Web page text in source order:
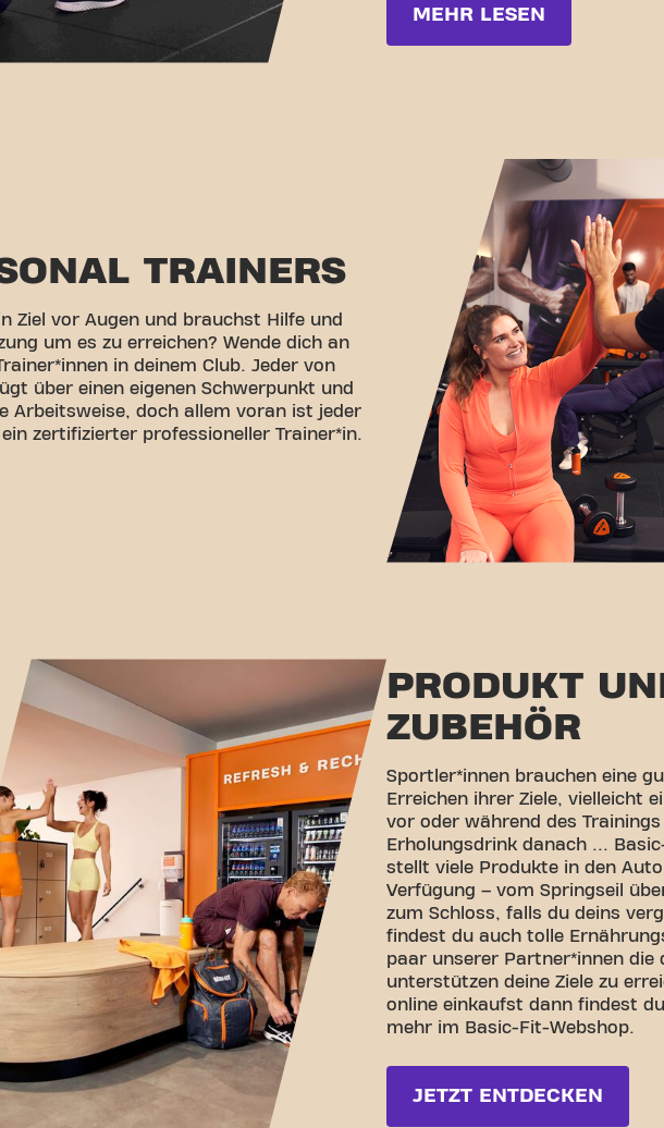
MEHR LESEN
TRAINERS
Ziel vor Augen und brauchst Hilfe und
um es zu erreichen? Wende dich an
in deinem Club. Jeder von
über einen eigenen Schwerpunkt und
Arbeitsweise, doch allem voran ist jeder
zertifizierter professioneller Trainer*in.
PRODUKT
ZUBEHÖR
Sportler*innen brauchen eine
Erreichen ihrer Ziele, vielleicht
vor oder während des
Erholungsdrink danach ...
stellt viele Produkte in den
Verfügung – vom Springseil
zum Schloss, falls du deins
findest du auch tolle
paar unserer Partner*innen die
unterstützen deine Ziele zu
online einkaufst dann findest
mehr im Basic-Fit-Webshop.
JETZT ENTDECKEN